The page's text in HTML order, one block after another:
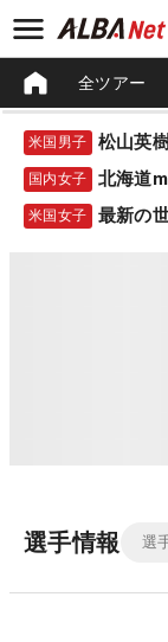
全ツアー
米国男子
国内女子 北海道
米国女子 最新の
選手情報